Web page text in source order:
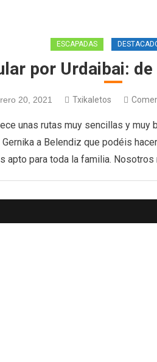
ESCAPADAS
por Urdaibai:
20, 2021 Txikaletos
unas rutas muy sencillas y
a Belendiz que podéis
apto para toda la familia. Nosotros